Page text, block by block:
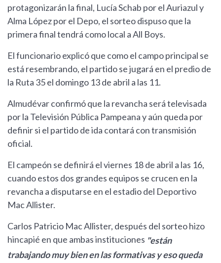
protagonizarán la final, Lucía Schab por el Auriazul y
Alma López por el Depo, el sorteo dispuso que la
primera final tendrá como local a All Boys.
El funcionario explicó que como el campo principal se
está resembrando, el partido se jugará en el predio de
la Ruta 35 el domingo 13 de abril a las 11.
Almudévar confirmó que la revancha será televisada
por la Televisión Pública Pampeana y aún queda por
definir si el partido de ida contará con transmisión
oficial.
El campeón se definirá el viernes 18 de abril a las 16,
cuando estos dos grandes equipos se crucen en la
revancha a disputarse en el estadio del Deportivo
Mac Allister.
Carlos Patricio Mac Allister, después del sorteo hizo
hincapié en que ambas instituciones "están
trabajando muy bien en las formativas y eso queda